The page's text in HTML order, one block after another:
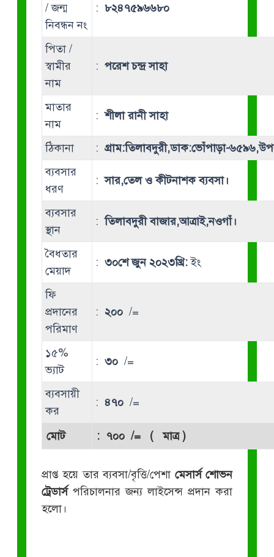
/ জন্ম
নিবন্ধন নং
: ৮২৪৭৫৯৬৬৮০
পিতা /
স্বামীর
নাম
: পরেশ চন্দ্র সাহা
মাতার
নাম
:শীলা রানী সাহা
ঠিকানা : গ্রাম:তিলাবদুরী,ডাক:ভোঁপাড়া-
ব্যবসার
ধরণ
:সার,তেল ও কীটনাশক ব্যবসা।
ব্যবসার
স্থান
:তিলাবদুরী বাজার,আত্রাই,নওগাঁ।
বৈধতার
মেয়াদ
: ৩০শে জুন ২০২৩খ্রি:ইং
ফি
প্রদানের
পরিমাণ
: ২০০/=
১৫%
ভ্যাট
: ৩০/=
ব্যবসায়ী
কর
: ৪৭০/=
মোট : ৭০০/= ( মাত্র )
প্রাপ্ত হয়ে তার ব্যবসা/বৃত্তি/পেশা মেসার্স শোভন
ট্রেডার্স পরিচালনার জন্য লাইসেন্স প্রদান করা
হলো।